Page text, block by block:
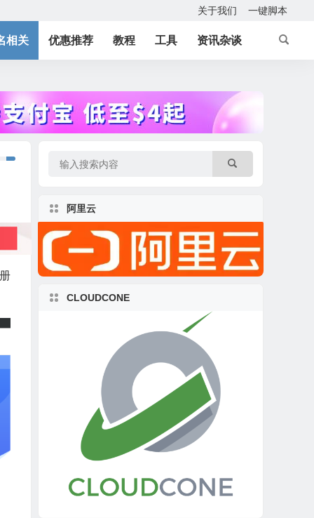
关于我们 一键脚本
相关 优惠推荐 教程 工具 资讯杂谈
阿里云
CLOUDCONE